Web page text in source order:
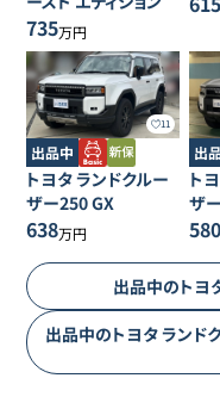
735万円
11
出品中
トヨタランドクルー
ザー250GX
638万円
出
ト
ザ
出品中のトヨ
出品中のトヨタランド